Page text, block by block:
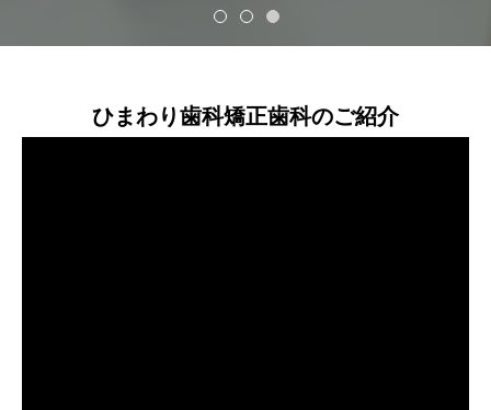
ひまわり歯科矯正歯科のご紹介